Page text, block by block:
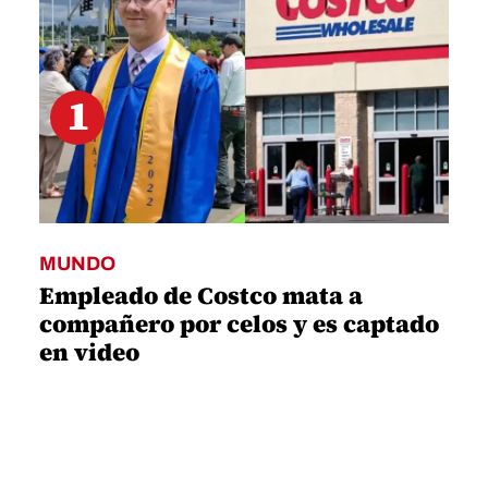
1
MUNDO
Empleado de Costco mata a
compañero por celos y es captado
en video